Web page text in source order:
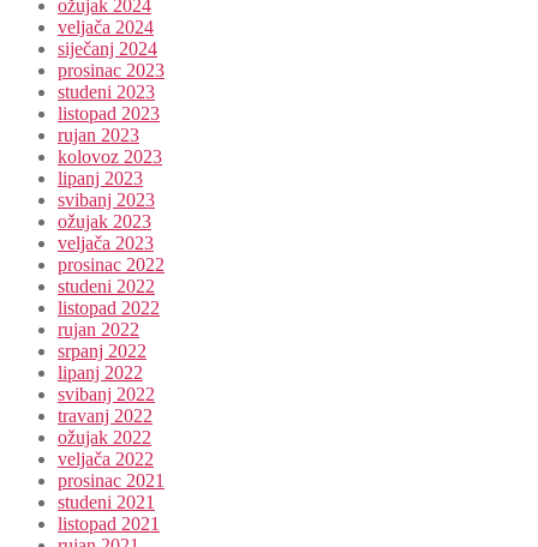
ožujak 2024
veljača 2024
siječanj 2024
prosinac 2023
studeni 2023
listopad 2023
rujan 2023
kolovoz 2023
lipanj 2023
svibanj 2023
ožujak 2023
veljača 2023
prosinac 2022
studeni 2022
listopad 2022
rujan 2022
srpanj 2022
lipanj 2022
svibanj 2022
travanj 2022
ožujak 2022
veljača 2022
prosinac 2021
studeni 2021
listopad 2021